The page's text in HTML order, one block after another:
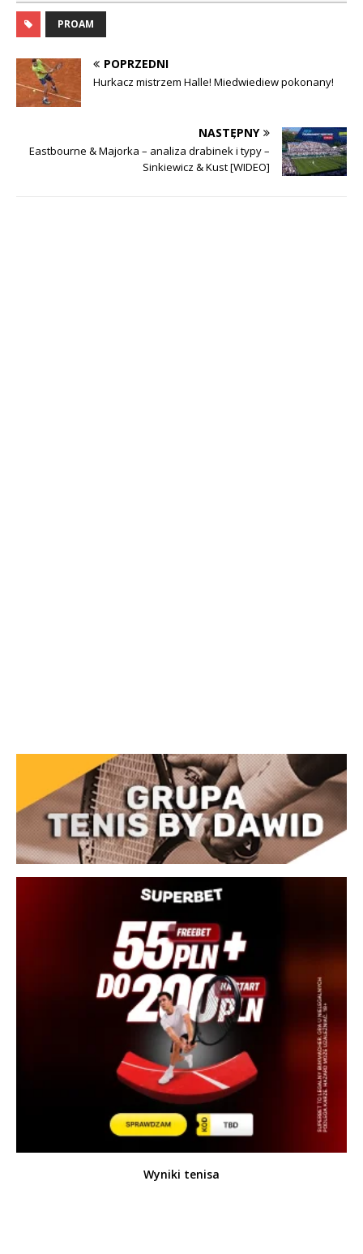
PROAM
POPRZEDNI
Hurkacz mistrzem Halle! Miedwiediew pokonany!
NASTĘPNY
Eastbourne & Majorka – analiza drabinek i typy –
Sinkiewicz & Kust [WIDEO]
Wyniki tenisa